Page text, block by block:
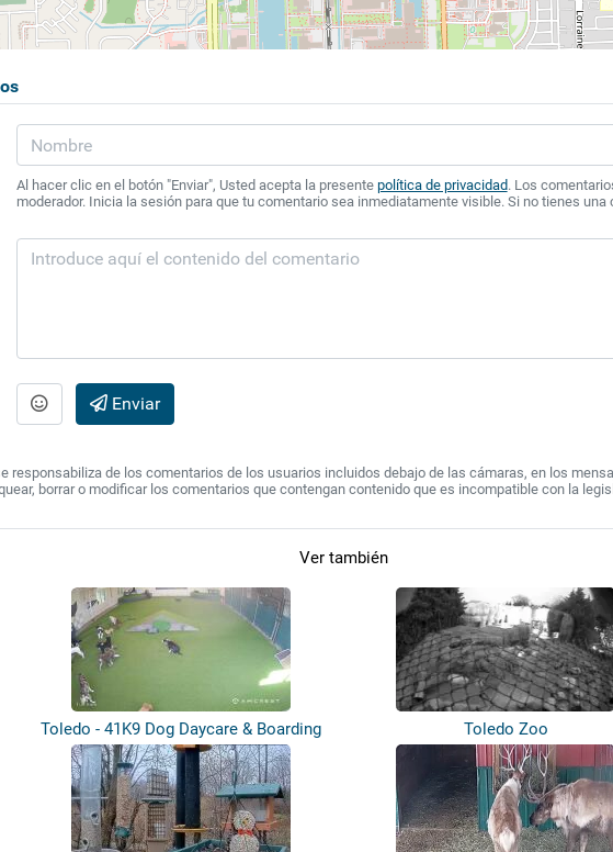
Al hacer clic en el botón "Enviar", Usted acepta la presente política de privacidad. Los
moderador. Inicia la sesión para que tu comentario sea inmediatamente visible. Si no tienes
Enviar
responsabiliza de los comentarios de los usuarios incluidos debajo de las cámaras, en los
borrar o modificar los comentarios que contengan contenido que es incompatible con la
Ver también
Toledo - 41K9 Dog Daycare & Boarding Toledo Zoo